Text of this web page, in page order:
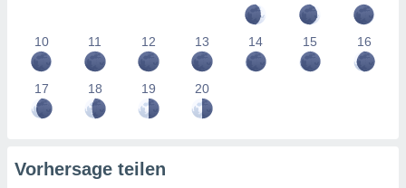
von
1199
10 11 12 13 14 15 16
17 18 19 20
Vorhersage teilen